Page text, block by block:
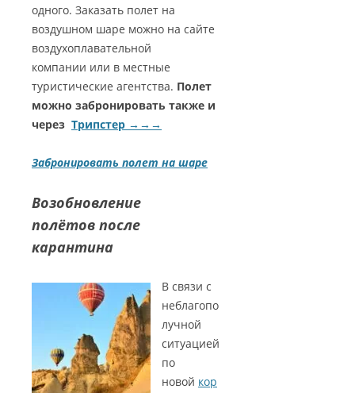
одного. Заказать полет на
воздушном шаре можно на сайте
воздухоплавательной
компании или в местные
туристические агентства. Полет
можно забронировать также и
через Трипстер →→→
Забронировать полет на шаре
Возобновление
полётов после
карантина
В связи с
неблагопо
лучной
ситуацией
по
новой кор